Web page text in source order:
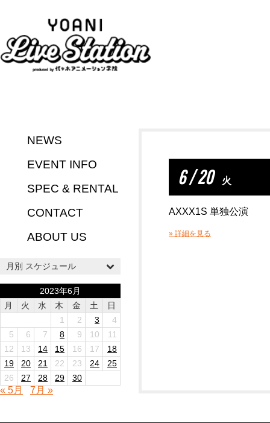
NEWS
EVENT INFO
SPEC & RENTAL
CONTACT
ABOUT US
月別 スケジュール
2023年6月
月
火 水 木 金 土
日
1
2 3
4
5
6 7 8 9 10
11
12
13 14 15 16 17
18
19
20 21 22 23 24
25
26
27 28 29 30
« 5月 7月 »
6 / 20 火
AXXX1S 単独公演
» 詳細を見る